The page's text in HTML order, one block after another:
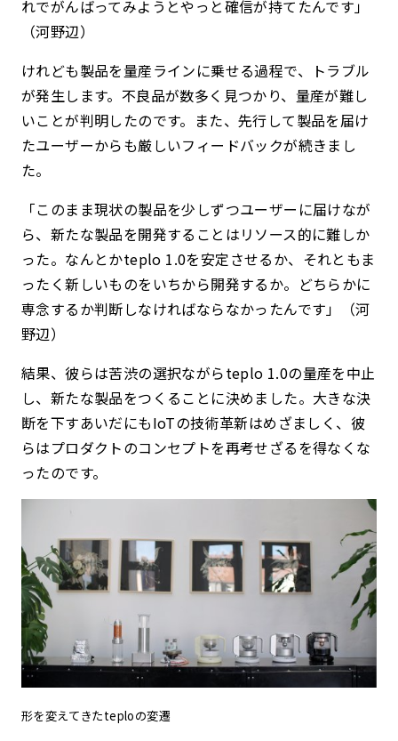
れでがんばってみようとやっと確信が持てたんです」
（河野辺）
けれども製品を量産ラインに乗せる過程で、トラブル
が発生します。不良品が数多く見つかり、量産が難し
いことが判明したのです。また、先行して製品を届け
たユーザーからも厳しいフィードバックが続きまし
た。
「このまま現状の製品を少しずつユーザーに届けなが
ら、新たな製品を開発することはリソース的に難しか
った。なんとかteplo 1.0を安定させるか、それともま
ったく新しいものをいちから開発するか。どちらかに
専念するか判断しなければならなかったんです」（河
野辺）
結果、彼らは苦渋の選択ながらteplo 1.0の量産を中止
し、新たな製品をつくることに決めました。大きな決
断を下すあいだにもIoTの技術革新はめざましく、彼
らはプロダクトのコンセプトを再考せざるを得なくな
ったのです。
形を変えてきたteploの変遷